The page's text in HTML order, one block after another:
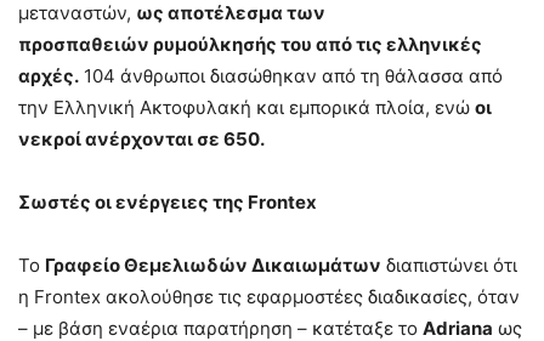
μεταναστών, ως αποτέλεσμα των
προσπαθειών ρυμούλκησής του από τις ελληνικές
αρχές. 104 άνθρωποι διασώθηκαν από τη θάλασσα από
την Ελληνική Ακτοφυλακή και εμπορικά πλοία, ενώ οι
νεκροί ανέρχονται σε 650.
Σωστές οι ενέργειες της Frontex
Το Γραφείο Θεμελιωδών Δικαιωμάτων διαπιστώνει ότι
η Frontex ακολούθησε τις εφαρμοστέες διαδικασίες, όταν
– με βάση εναέρια παρατήρηση – κατέταξε το Adriana ως